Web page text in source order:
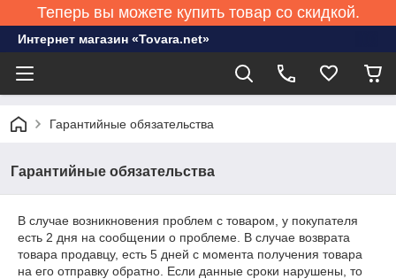
Теперь вы можете купить товар со скидкой.
Интернет магазин «Tovara.net»
Гарантийные обязательства
Гарантийные обязательства
В случае возникновения проблем с товаром, у покупателя
есть 2 дня на сообщении о проблеме. В случае возврата
товара продавцу, есть 5 дней с момента получения товара
на его отправку обратно. Если данные сроки нарушены, то